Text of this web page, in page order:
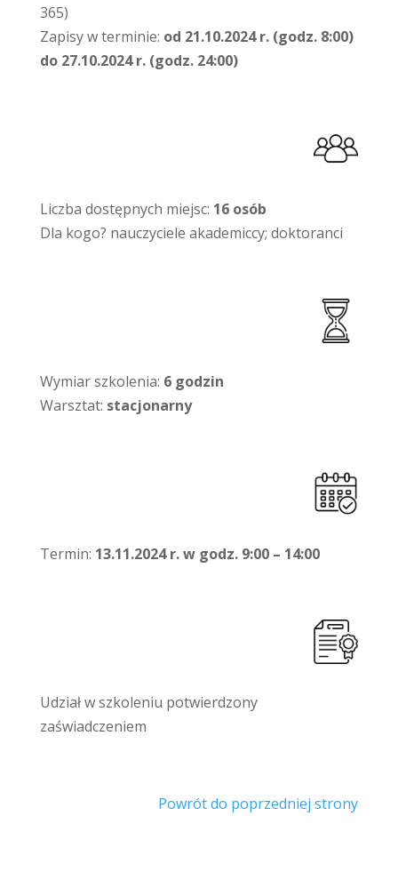
365)
Zapisy w terminie: od 21.10.2024 r. (godz. 8:00)
do 27.10.2024 r. (godz. 24:00)
Liczba dostępnych miejsc: 16 osób
Dla kogo? nauczyciele akademiccy; doktoranci
Wymiar szkolenia: 6 godzin
Warsztat: stacjonarny
Termin: 13.11.2024 r. w godz. 9:00 – 14:00
Udział w szkoleniu potwierdzony
zaświadczeniem
Powrót do poprzedniej strony